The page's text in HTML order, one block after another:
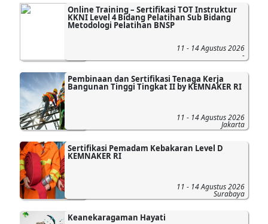
Online Training – Sertifikasi TOT Instruktur
KKNI Level 4 Bidang Pelatihan Sub Bidang
Metodologi Pelatihan BNSP
11 - 14 Agustus 2026
-
Pembinaan dan Sertifikasi Tenaga Kerja
Bangunan Tinggi Tingkat II by KEMNAKER RI
11 - 14 Agustus 2026
Jakarta
Sertifikasi Pemadam Kebakaran Level D
KEMNAKER RI
11 - 14 Agustus 2026
Surabaya
Keanekaragaman Hayati